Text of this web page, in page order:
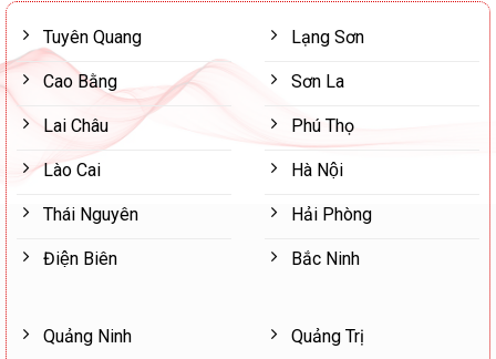
Tuyên Quang
Cao Bằng
Lai Châu
Lào Cai
Thái Nguyên
Điện Biên
Lạng Sơn
Sơn La
Phú Thọ
Hà Nội
Hải Phòng
Bắc Ninh
Quảng Ninh Quảng Trị